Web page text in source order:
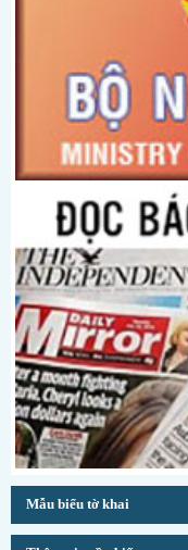
Mẫu biểu tờ khai